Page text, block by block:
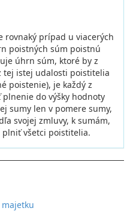
rovnaký prípad u viacerých
poistných súm poistnú
úhrn súm, ktoré by z
tej istej udalosti poistitelia
poistenie), je každý z
do výšky hodnoty
sumy len v pomere sumy,
svojej zmluvy, k sumám,
všetci poistitelia.